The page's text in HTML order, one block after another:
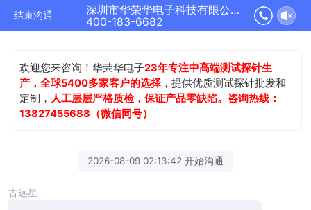
结束沟通
深圳市华荣华电子科技有限公司正在为您服务
400-183-6682
欢迎您来咨询！华荣华电子23年专注中高端测试探针生
产，全球5400多家客户的选择 ，提供优质测试探针批发和
定制， 人工层层严格质检，保证产品零缺陷。咨询热线：
13827455688（微信同号）
2026-08-09 02:13:42 开始沟通
古远星